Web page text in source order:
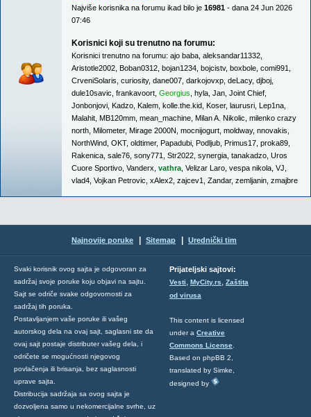
Najviše korisnika na forumu ikad bilo je 16981 - dana 24 Jun 2026
07:46
Korisnici koji su trenutno na forumu:
Korisnici trenutno na forumu: ajo baba aleksandar11332
Aristotle2002 Boban0312 bojan1234 bojcistv, boxbole comi991
CrveniSolaris curiosity, dane007 darkojovxp deLacy, djboj
dule10savic frankavoort Georgius hyla Jan Joint Chief
Jonbonjovi Kadzo Kalem kolle.the.kid Koser, laurusri Lep1na
Malahit MB120mm mean_machine Milan A. Nikolic milenko crazy
north Milometer, Mirage 2000N mocnijogurt moldway, nnovakis
NorthWind OKT, oldtimer, Papadubi Podljub Primus17 proka89
Rakenica sale76 sony771 Str2022 synergia tanakadzo Uros
Cuore Sportivo Vanderx vathra Velizar Laro vespa nikola VJ
vlad4 Vojkan Petrovic xAlex2 zajcev1 Zandar, zemljanin zmajbre
Najnovije poruke Sitemap Urednički tim
Svaki korisnik ovog sajta je odgovoran za
sadržaj svoje poruke koju objavi na sajtu.
Sajt se odriče svake odgovornosti za
sadržaj tih poruka.
Postavljanjem vaše poruke ili vašeg
autorskog dela na ovaj sajt, saglasni ste da
ovaj sajt postaje distributer vašeg dela, i
odričete se mogućnosti njegovog
povlačenja ili brisanja, bez saglasnosti
uprave sajta.
Distribucija sadržaja sa ovog sajta je
dozvoljena samo u nekomercijalne svrhe, uz
Prijateljski sajtovi:
Vesti, MyCity.rs, Zaštita
od virusa
This content is licensed
under a Creative
Commons License
Based on phpBB 2,
translated by Simke,
designed by